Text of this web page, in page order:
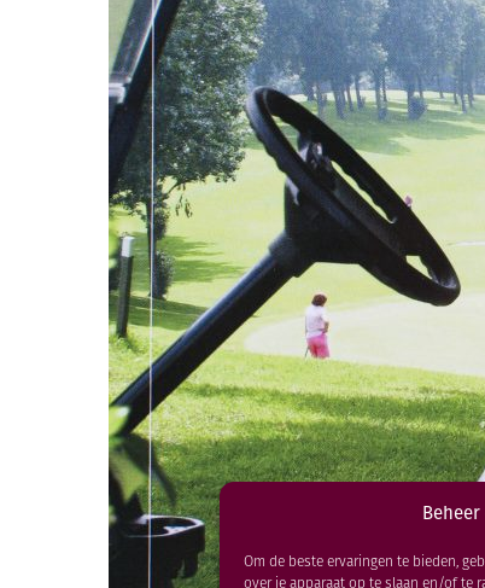
Om de beste ervaringen te bieden,
over je apparaat op te slaan en/of te